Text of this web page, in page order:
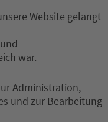
Website gelangt
war.
Administration,
und zur Bearbeitung